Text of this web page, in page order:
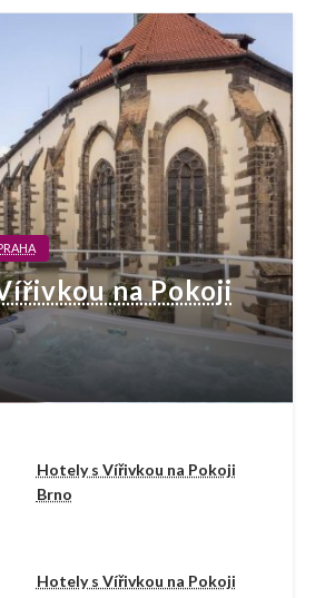
na Pokoji
Hotely s Vířivkou na Pokoji
Brno
Hotely s Vířivkou na Pokoji